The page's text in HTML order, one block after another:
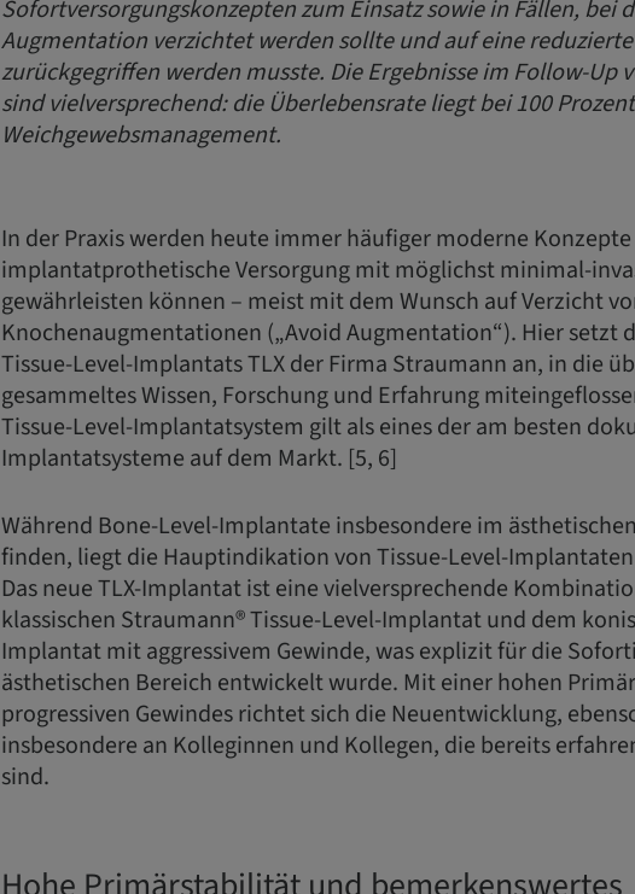
Sofortversorgungskonzepten zum Einsatz sowie in Fällen, bei
Augmentation verzichtet werden sollte und auf eine
zurückgegriffen werden musste. Die Ergebnisse im Follow-Up
sind vielversprechend: die Überlebensrate liegt bei 100
Weichgewebsmanagement.
In der Praxis werden heute immer häufiger moderne
implantatprothetische Versorgung mit möglichst minimal-
gewährleisten können – meist mit dem Wunsch auf Verzicht
Knochenaugmentationen („Avoid Augmentation“). Hier setzt
Tissue-Level-Implantats TLX der Firma Straumann an, in die
gesammeltes Wissen, Forschung und Erfahrung
Tissue-Level-Implantatsystem gilt als eines der am besten
Implantatsysteme auf dem Markt. [5, 6]
Während Bone-Level-Implantate insbesondere im
finden, liegt die Hauptindikation von Tissue-Level-
Das neue TLX-Implantat ist eine vielversprechende
klassischen Straumann® Tissue-Level-Implantat und dem
Implantat mit aggressivem Gewinde, was explizit für die
ästhetischen Bereich entwickelt wurde. Mit einer hohen
progressiven Gewindes richtet sich die Neuentwicklung,
insbesondere an Kolleginnen und Kollegen, die bereits
sind.